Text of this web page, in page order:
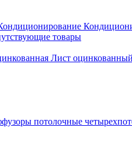
товары
Лист оцинкованный
потолочные